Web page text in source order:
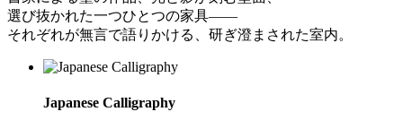
選び抜かれた一つひとつの家具——
それぞれが無言で語りかける、研ぎ澄まされた室内。
Japanese Calligraphy